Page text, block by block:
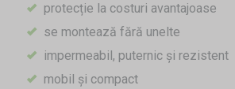
protecție la costuri avantajoase
se montează fără unelte
impermeabil, puternic și rezistent
mobil și compact